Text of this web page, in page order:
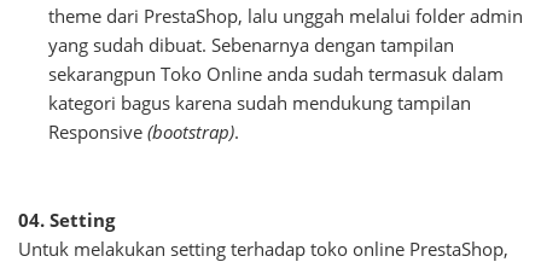
theme dari PrestaShop, lalu unggah melalui folder admin
yang sudah dibuat. Sebenarnya dengan tampilan
sekarangpun Toko Online anda sudah termasuk dalam
kategori bagus karena sudah mendukung tampilan
Responsive (bootstrap).
04. Setting
Untuk melakukan setting terhadap toko online PrestaShop,